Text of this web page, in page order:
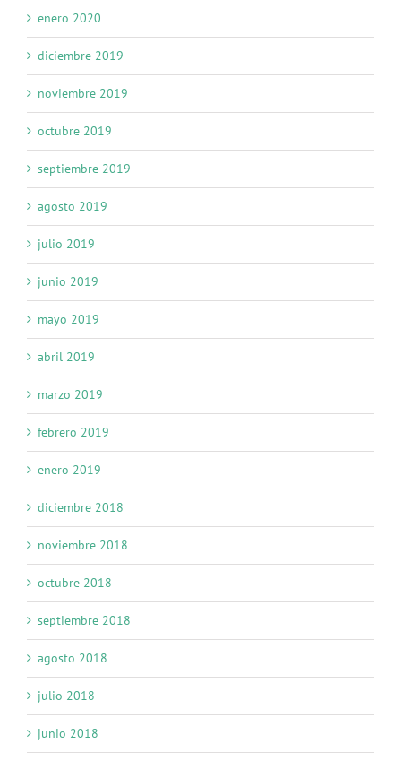
enero 2020
diciembre 2019
noviembre 2019
octubre 2019
septiembre 2019
agosto 2019
julio 2019
junio 2019
mayo 2019
abril 2019
marzo 2019
febrero 2019
enero 2019
diciembre 2018
noviembre 2018
octubre 2018
septiembre 2018
agosto 2018
julio 2018
junio 2018